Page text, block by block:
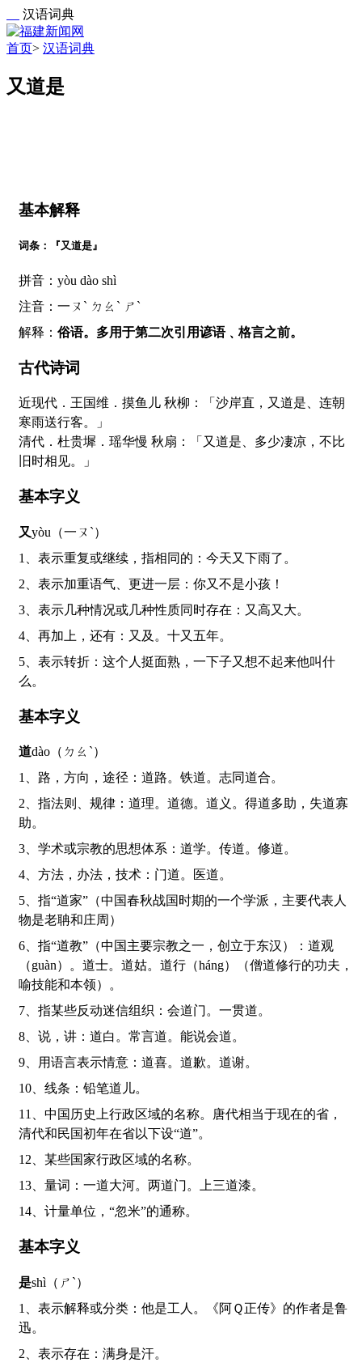
汉语词典
首页> 汉语词典
又道是
基本解释
词条：『又道是』
拼音：yòu dào shì
注音：一ㄡˋ ㄉㄠˋ ㄕˋ
解释： 俗语。多用于第二次引用谚语﹑格言之前。
古代诗词
近现代．王国维．摸鱼儿 秋柳：「沙岸直，又道是、连朝
寒雨送行客。」
清代．杜贵墀．瑶华慢 秋扇：「又道是、多少凄凉，不比
旧时相见。」
基本字义
又yòu（一ㄡˋ）
1、表示重复或继续，指相同的：今天又下雨了。
2、表示加重语气、更进一层：你又不是小孩！
3、表示几种情况或几种性质同时存在：又高又大。
4、再加上，还有：又及。十又五年。
5、表示转折：这个人挺面熟，一下子又想不起来他叫什
么。
基本字义
道dào（ㄉㄠˋ）
1、路，方向，途径：道路。铁道。志同道合。
2、指法则、规律：道理。道德。道义。得道多助，失道寡
助。
3、学术或宗教的思想体系：道学。传道。修道。
4、方法，办法，技术：门道。医道。
5、指“道家”（中国春秋战国时期的一个学派，主要代表人
物是老聃和庄周）
6、指“道教”（中国主要宗教之一，创立于东汉）：道观
（guàn）。道士。道姑。道行（háng）（僧道修行的功夫，
喻技能和本领）。
7、指某些反动迷信组织：会道门。一贯道。
8、说，讲：道白。常言道。能说会道。
9、用语言表示情意：道喜。道歉。道谢。
10、线条：铅笔道儿。
11、中国历史上行政区域的名称。唐代相当于现在的省，
清代和民国初年在省以下设“道”。
12、某些国家行政区域的名称。
13、量词：一道大河。两道门。上三道漆。
14、计量单位，“忽米”的通称。
基本字义
是shì（ㄕˋ）
1、表示解释或分类：他是工人。《阿Ｑ正传》的作者是鲁
迅。
2、表示存在：满身是汗。